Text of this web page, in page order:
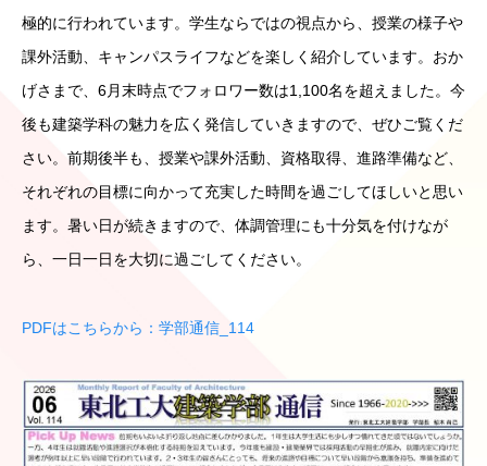
極的に行われています。学生ならではの視点から、授業の様子や
課外活動、キャンパスライフなどを楽しく紹介しています。おか
げさまで、6月末時点でフォロワー数は1,100名を超えました。今
後も建築学科の魅力を広く発信していきますので、ぜひご覧くだ
さい。前期後半も、授業や課外活動、資格取得、進路準備など、
それぞれの目標に向かって充実した時間を過ごしてほしいと思い
ます。暑い日が続きますので、体調管理にも十分気を付けなが
ら、一日一日を大切に過ごしてください。
PDFはこちらから：学部通信_114